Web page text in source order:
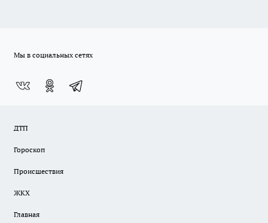
Мы в социальных сетях
ДТП
Гороскоп
Происшествия
ЖКХ
Главная